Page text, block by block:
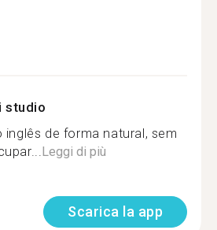
studio
inglês de forma natural, sem
Leggi di più
Scarica la app